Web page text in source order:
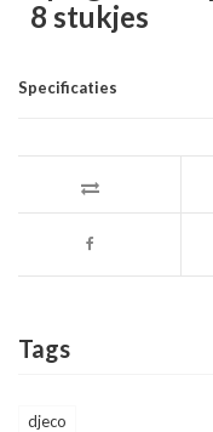
8 stukjes
Specificaties
Tags
djeco